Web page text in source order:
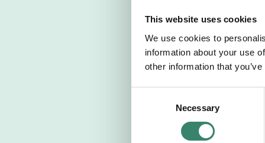
This website uses cookies
We use cookies to
information about your use
other information that
Necessary